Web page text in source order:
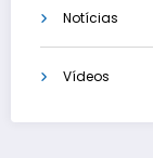
Notícias
Vídeos